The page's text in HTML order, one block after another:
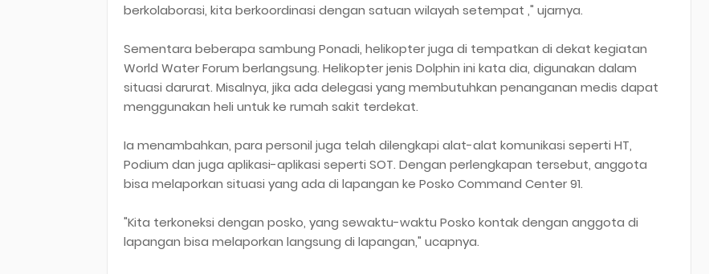
berkolaborasi, kita berkoordinasi dengan satuan wilayah setempat ," ujarnya.
Sementara beberapa sambung Ponadi, helikopter juga di tempatkan di dekat kegiatan
World Water Forum berlangsung. Helikopter jenis Dolphin ini kata dia, digunakan dalam
situasi darurat. Misalnya, jika ada delegasi yang membutuhkan penanganan medis dapat
menggunakan heli untuk ke rumah sakit terdekat.
Ia menambahkan, para personil juga telah dilengkapi alat-alat komunikasi seperti HT,
Podium dan juga aplikasi-aplikasi seperti SOT. Dengan perlengkapan tersebut, anggota
bisa melaporkan situasi yang ada di lapangan ke Posko Command Center 91.
"Kita terkoneksi dengan posko, yang sewaktu-waktu Posko kontak dengan anggota di
lapangan bisa melaporkan langsung di lapangan," ucapnya.